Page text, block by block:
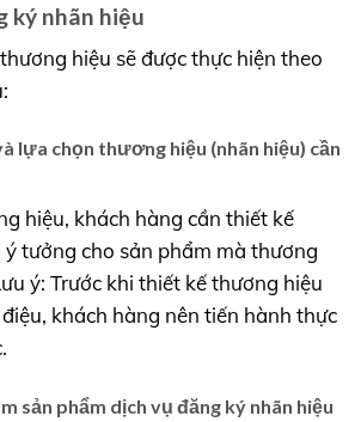
ký nhãn hiệu
hiệu sẽ được thực hiện theo
lựa chọn thương hiệu (nhãn hiệu) cần
hiệu, khách hàng cần thiết kế
tưởng cho sản phẩm mà thương
ý: Trước khi thiết kế thương hiệu
khách hàng nên tiến hành thực
sản phẩm dịch vụ đăng ký nhãn hiệu